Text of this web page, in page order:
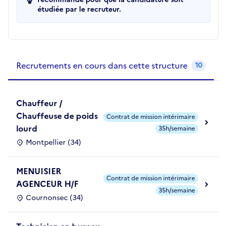
étudiée par le recruteur.
Recrutements en cours dans cette structure 10
Chauffeur /
Chauffeuse de poids
lourd
Montpellier (34)
Contrat de mission intérimaire
35h/semaine
MENUISIER
AGENCEUR H/F
Cournonsec (34)
Contrat de mission intérimaire
35h/semaine